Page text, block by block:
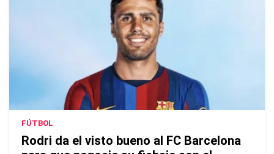
FÚTBOL
Rodri da el visto bueno al FC Barcelona